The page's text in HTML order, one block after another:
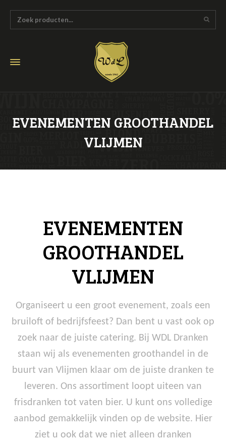
EVENEMENTEN GROOTHANDEL
VLIJMEN
EVENEMENTEN
GROOTHANDEL
VLIJMEN
Organiseert u een groot evenement, zoals een
bruiloft of bedrijfsfeest? Dan bent u vast ook op
zoek naar de juiste catering. Bij WDL Dranken
staan wij als evenementen groothandel in de
buurt van Vlijmen klaar om de juiste dranken te
leveren. Ons assortiment loopt uiteen van
frisdranken tot vaten bier. U kunt ons volledige
aanbod gemakkelijk vinden op de website. Hier
ziet u ook dat we niet alleen dranken